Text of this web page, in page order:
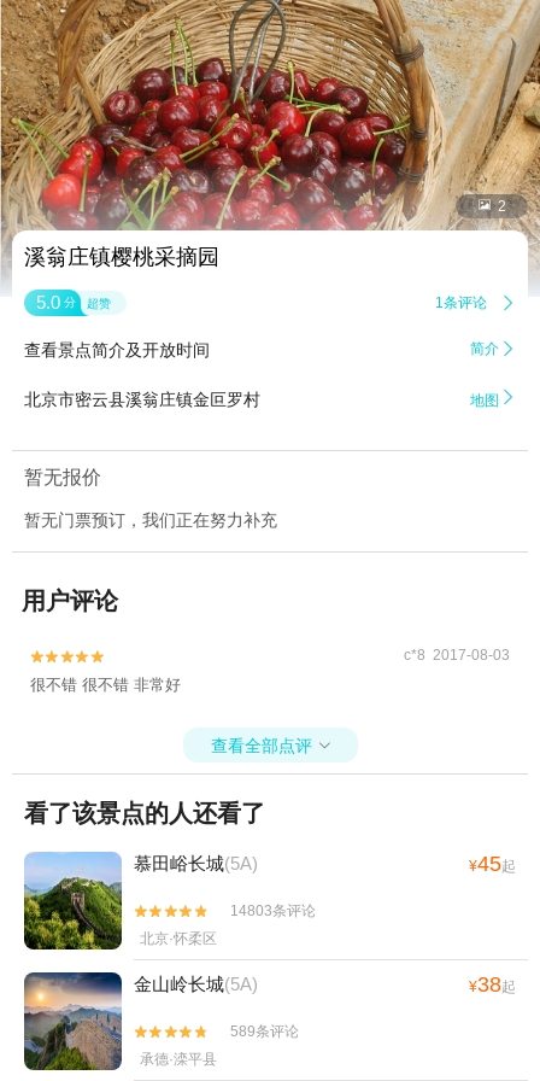
 2
溪翁庄镇樱桃采摘园
5.0 分 超赞 1条评论 
查看景点简介及开放时间 简介 
北京市密云县溪翁庄镇金叵罗村 地图 
暂无报价
暂无门票预订，我们正在努力补充
用户评论

 c*8 2017-08-03
很不错 很不错 非常好
查看全部点评 
看了该景点的人还看了
慕田峪长城(5A) ¥45起


14803条评论
北京·怀柔区
金山岭长城(5A) ¥38起


589条评论
承德·滦平县
